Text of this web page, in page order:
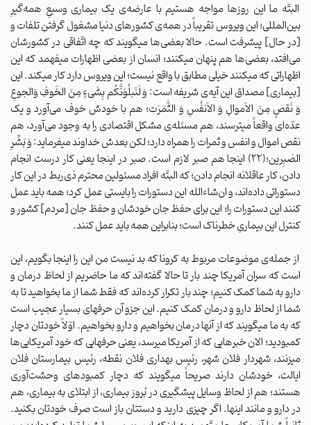
البتّه ما این روزها مواجه هستیم با عارضه‌ی یک بیماری وسیعِ همه‌گیرِ
بین‌المللی؛ این ویروس تقریباً در همه‌ی کشورهای دنیا مشغول گرفتن تلفات و
[در حال] پیشرفت است. حالا بعضی‌ها میگویند که چه اتّفاقی در کشورشان
می‌افتد، بعضی‌ها هم پنهان میکنند؛ انسان از بعضی اظهارات میفهمد که این
اظهاراتی که میکنند خیلی مطابق با واقع نیست؛ این ویروس دارد کار میکند. این
[بیماری] مصداق این آیه‌ی شریفه است: وَ لَنَبلُوَنَّکُم بِشَیءٍ مِنَ ‌الخَوفِ وَالجوعِ
وَ نَقصٍ مِنَ الاَموالِ وَ الاَنفُسِ وَ الثَّمَرٰت؛ هم با خودش خوف می‌آورد و یک
عدّه‌ای واقعاً میترسند، هم مسئله‌ی مشکل اقتصادی را به وجود می‌آورد، هم
نقص اموال و انفس و ثمرات را همراه دارد؛ لکن بعدش خداوند میفرماید: وَ بَشِّرِ
الصٰبِرین؛(۲۲) اینجا هم صبر لازم است. صبر در اینجا یعنی کار درست انجام
دادن، کار عاقلانه انجام دادن؛ که البتّه افراد مسئولین محترم ذی‌ربط در این کار
دستوراتی داده‌اند، و ان‌شاءالله این دستورات را بایستی عمل کرد؛ همه باید عمل
کنند این دستورات را؛ این برای حفظ جان خودشان و حفظ جان [مردم] کشور و
کنترل این بیماریِ خطرناک است؛ بنابراین همه باید عمل کنند.
از جمله‌ی موضوعات مربوط به کرونا که بد نیست من این را اینجا بگویم، این
است که سران آمریکا چند بار تا حالا گفته‌اند که ما حاضریم از لحاظ درمان و
دارو به شما کمک کنیم؛ چند بار تکرار کرده‌اند که فقط شما از ما بخواهید تا به
شما از لحاظ دارو و درمان کمک کنیم. این جزو آن حرفهای بسیار عجیب است
که به ما میگویند که از آنها درمان بخواهیم و دارو بخواهیم. اوّلاً خودتان دچار
کمبودید؛ الان خبرهایی که از آمریکا میرسد، یعنی حرفهایی که خود آمریکایی‌ها
میزنند، شهردار فلان شهر، رئیس بهداری فلان نقطه، رئیس بیمارستان فلان
ایالت، خودشان دارند صریحاً میگویند که دچار کمبودهای وحشت‌آوری
هستند؛ هم از لحاظ وسایل پیشگیری در بُروز بیماری، از ابتلای به بیماری، هم
در دارو و مانند اینها. اگر چیزی دارید و دستتان باز است صرف خودتان بکنید.